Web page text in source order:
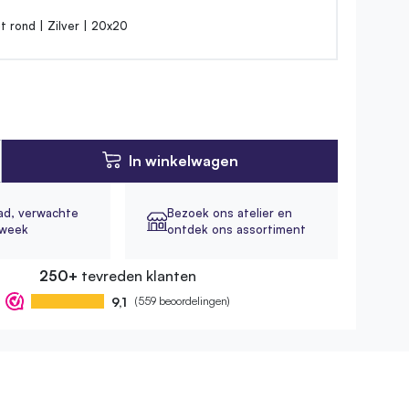
rond | Zilver | 20x20
In winkelwagen
verwachte
Bezoek ons atelier en
ontdek ons assortiment
250+ tevreden klanten
9,1 (559 beoordelingen)